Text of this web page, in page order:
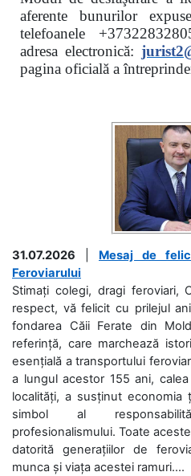
aferente bunurilor
telefoanele
adresa electronică:
pagina oficială a
31.07.2026
Mesaj de
Feroviarului
Stimați colegi, dragi feroviari,
respect, vă felicit cu prilejul
fondarea Căii Ferate din
referință, care marchează
esențială a transportului
a lungul acestor 155 ani,
localități, a susținut economia
simbol al
profesionalismului. Toate
datorită generațiilor de
munca și viața acestei ramuri....